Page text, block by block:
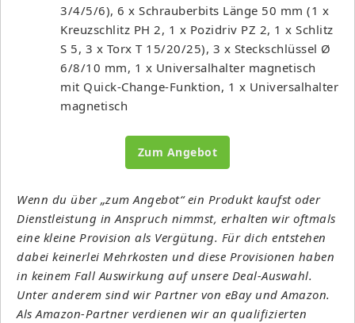
3/4/5/6), 6 x Schrauberbits Länge 50 mm (1 x
Kreuzschlitz PH 2, 1 x Pozidriv PZ 2, 1 x Schlitz
S 5, 3 x Torx T 15/20/25), 3 x Steckschlüssel Ø
6/8/10 mm, 1 x Universalhalter magnetisch
mit Quick-Change-Funktion, 1 x Universalhalter
magnetisch
Zum Angebot
Wenn du über „zum Angebot“ ein Produkt kaufst oder
Dienstleistung in Anspruch nimmst, erhalten wir oftmals
eine kleine Provision als Vergütung. Für dich entstehen
dabei keinerlei Mehrkosten und diese Provisionen haben
in keinem Fall Auswirkung auf unsere Deal-Auswahl.
Unter anderem sind wir Partner von eBay und Amazon.
Als Amazon-Partner verdienen wir an qualifizierten